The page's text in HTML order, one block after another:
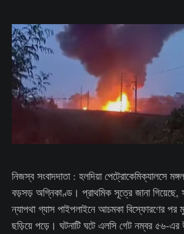
নিজস্ব সংবাদদাতা : হলদিয়া পেট্রোকেমিক্যালসে
বড়সড় অগ্নিকাণ্ড। প্রাথমিক সূত্রে জানা গিয়েছে,
ন্যাপথা গ্যাস পাইপলাইনে আচমকা বিস্ফোরণের পর
ছড়িয়ে পড়ে। ঘটনাটি ঘটে এলসি গেট নম্বর ৫৬-